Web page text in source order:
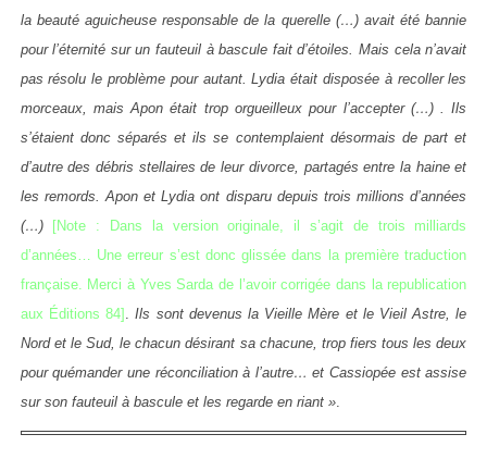
la beauté aguicheuse responsable de la querelle (…) avait été bannie
pour l’éternité sur un fauteuil à bascule fait d’étoiles. Mais cela n’avait
pas résolu le problème pour autant. Lydia était disposée à recoller les
morceaux, mais Apon était trop orgueilleux pour l’accepter (…) . Ils
s’étaient donc séparés et ils se contemplaient désormais de part et
d’autre des débris stellaires de leur divorce, partagés entre la haine et
les remords. Apon et Lydia ont disparu depuis trois millions d’années
(…)
[Note : Dans la version originale, il s’agit de trois milliards
d’années… Une erreur s’est donc glissée dans la première traduction
française. Merci à Yves Sarda de l’avoir corrigée dans la republication
aux Éditions 84] .Ils sont devenus la Vieille Mère et le Vieil Astre, le
Nord et le Sud, le chacun désirant sa chacune, trop fiers tous les deux
pour quémander une réconciliation à l’autre… et Cassiopée est assise
sur son fauteuil à bascule et les regarde en riant ».